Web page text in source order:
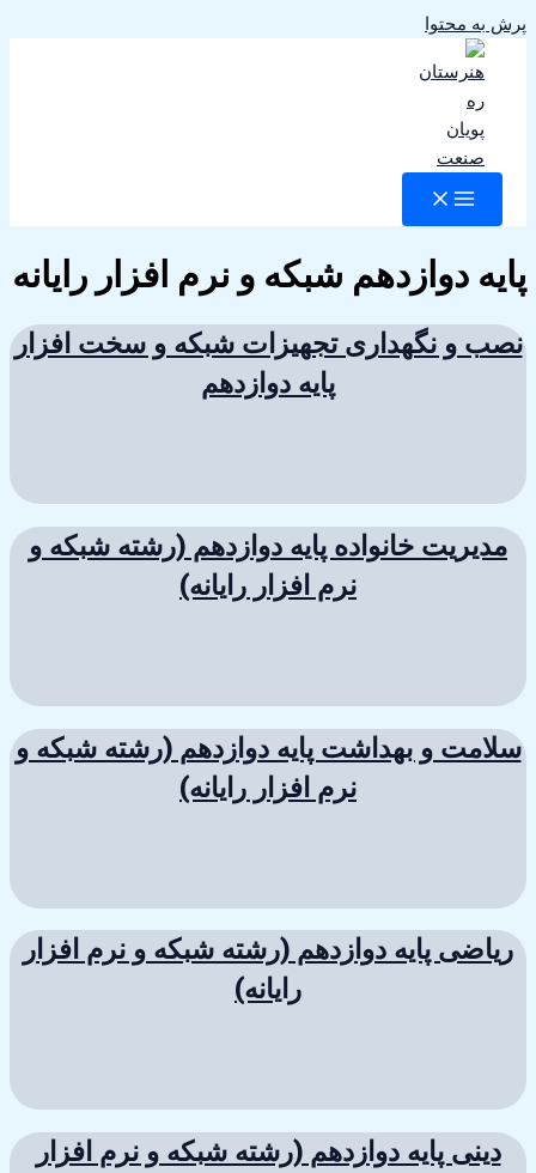
پرش به محتوا
پایه دوازدهم شبکه و نرم افزار رایانه
نصب و نگهداری تجهیزات شبکه و سخت افزار
پایه دوازدهم
مدیریت خانواده پایه دوازدهم (رشته شبکه و
نرم افزار رایانه)
سلامت و بهداشت پایه دوازدهم (رشته شبکه و
نرم افزار رایانه)
ریاضی پایه دوازدهم (رشته شبکه و نرم افزار
رایانه)
دینی پایه دوازدهم (رشته شبکه و نرم افزار